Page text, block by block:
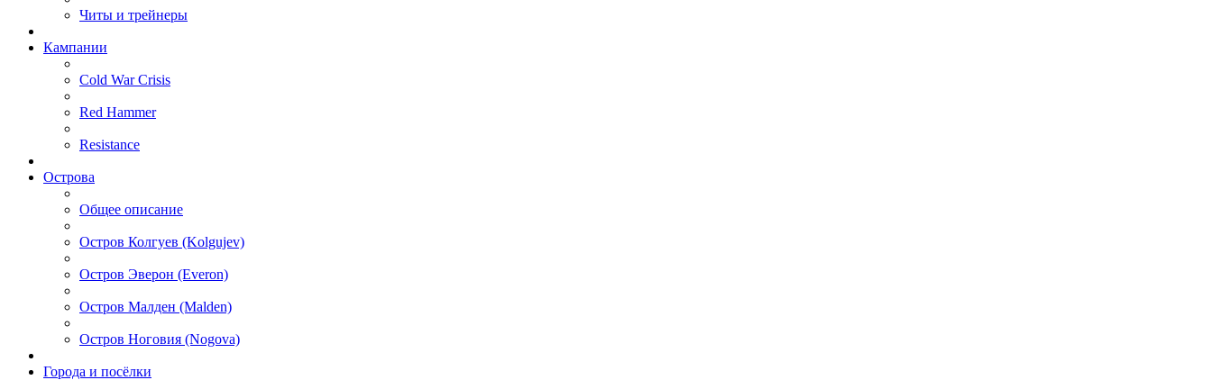
Читы и трейнеры
Кампании
Cold War Crisis
Red Hammer
Resistance
Острова
Общее описание
Остров Колгуев (Kolgujev)
Остров Эверон (Everon)
Остров Малден (Malden)
Остров Ноговия (Nogova)
Города и посёлки